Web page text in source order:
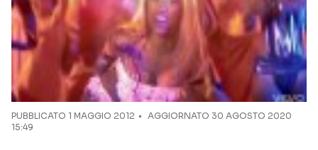
PUBBLICATO 1 MAGGIO 2012
AGGIORNATO 30 AGOSTO 2020
15:49